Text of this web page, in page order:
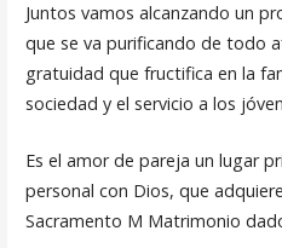
Juntos vamos alcanzando un
que se va purificando de todo
gra­tuidad que fructifica en la
sociedad y el servicio a los
Es el amor de pareja un lugar
personal con Dios, que
Sacramento M Matrimonio